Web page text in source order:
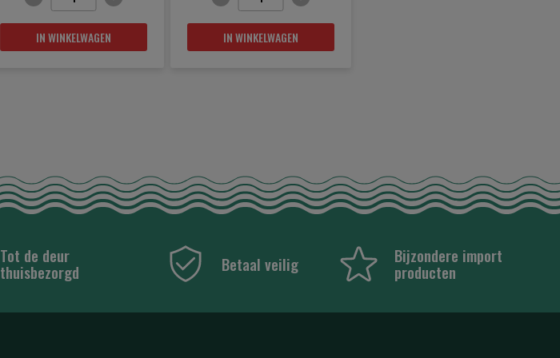
IN WINKELWAGEN IN WINKELWAGEN
Tot de deur
thuisbezorgd Betaal veilig Bijzondere import
producten